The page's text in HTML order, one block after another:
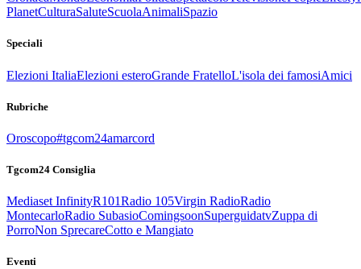
PlanetCulturaSaluteScuolaAnimaliSpazio
Speciali
Elezioni ItaliaElezioni esteroGrande FratelloL'isola dei famosiAmici
Rubriche
Oroscopo#tgcom24amarcord
Tgcom24 Consiglia
Mediaset InfinityR101Radio 105Virgin RadioRadio
MontecarloRadio SubasioComingsoonSuperguidatvZuppa di
PorroNon SprecareCotto e Mangiato
Eventi